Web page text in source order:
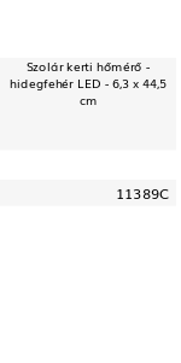
Szolár kerti hőmérő -
hidegfehér LED - 6,3 x 44,5
cm
11389C